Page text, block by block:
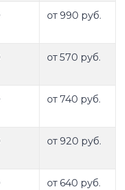
от 990 руб.
от 570 руб.
от 740 руб.
от 920 руб.
от 640 руб.